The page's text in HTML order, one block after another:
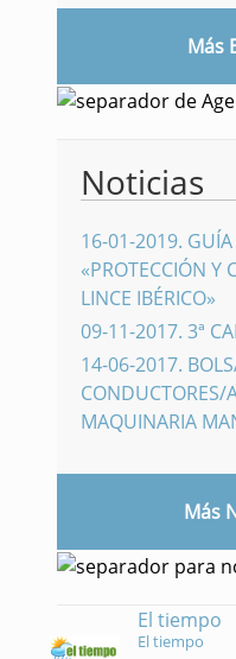
Más
Noticias
16-01-2019.
«PROTECCIÓN Y
LINCE IBÉRICO»
09-11-2017. 3ª
14-06-2017.
CONDUCTORES/
MAQUINARIA
Más
El tiempo
El tiempo